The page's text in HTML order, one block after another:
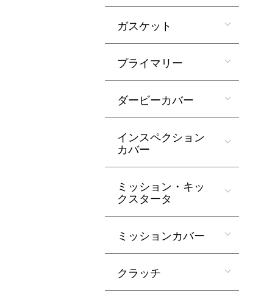
ガスケット
プライマリー
ダービーカバー
インスペクション
カバー
ミッション・キッ
クスタータ
ミッションカバー
クラッチ